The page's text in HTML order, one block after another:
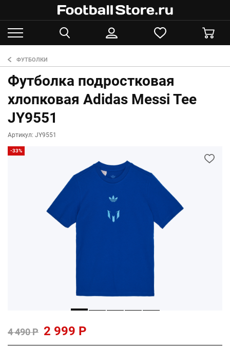
ФУТБОЛКИ
Футболка подростковая
хлопковая Adidas Messi Tee
JY9551
Артикул: JY9551
-33%
4 490 Р 2 999 Р